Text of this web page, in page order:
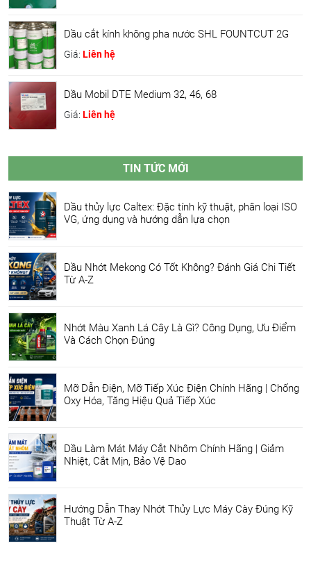
Dầu cắt kính không pha nước SHL FOUNTCUT 2G
Giá: Liên hệ
Dầu Mobil DTE Medium 32, 46, 68
Giá: Liên hệ
TIN TỨC MỚI
Dầu thủy lực Caltex: Đặc tính kỹ thuật, phân loại ISO
VG, ứng dụng và hướng dẫn lựa chọn
Dầu Nhớt Mekong Có Tốt Không? Đánh Giá Chi Tiết
Từ A-Z
Nhớt Màu Xanh Lá Cây Là Gì? Công Dụng, Ưu Điểm
Và Cách Chọn Đúng
Mỡ Dẫn Điện, Mỡ Tiếp Xúc Điện Chính Hãng | Chống
Oxy Hóa, Tăng Hiệu Quả Tiếp Xúc
Dầu Làm Mát Máy Cắt Nhôm Chính Hãng | Giảm
Nhiệt, Cắt Mịn, Bảo Vệ Dao
Hướng Dẫn Thay Nhớt Thủy Lực Máy Cày Đúng Kỹ
Thuật Từ A-Z